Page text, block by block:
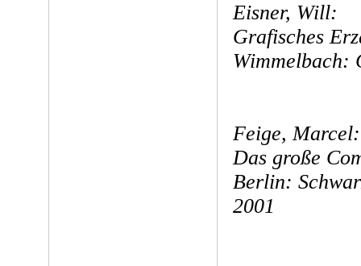
Eisner, Will:
Grafisches
Wimmelbach:
Feige, Marcel:
Das große
Berlin:
2001